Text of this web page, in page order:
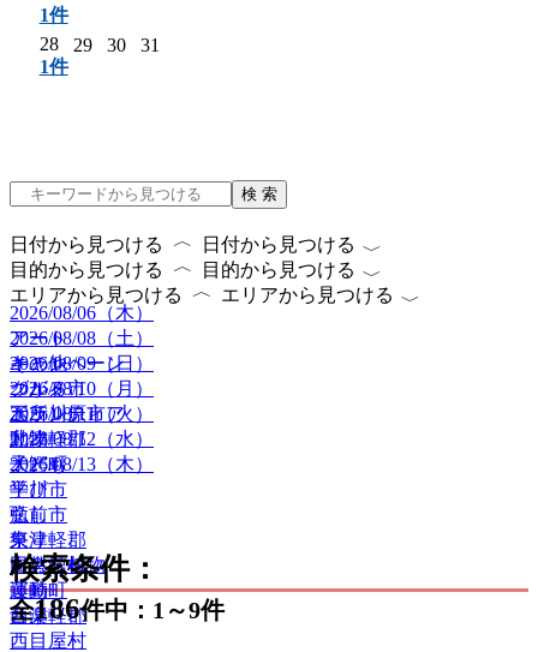
1件
28
1件
29 30 31
検 索
日付から見つける 〈 日付から見つける 〈
2026/08/06（木）
2026/08/08（土）
2026/08/09（日）
2026/08/10（月）
2026/08/11（火）
2026/08/12（水）
2026/08/13（木）
目的から見つける 〈 目的から見つける 〈
アート
キャンペーン
グルメ
ボランティア
動物
子ども
学び
癒し
祭り
自然・植物
運動
音楽
エリアから見つける 〈 エリアから見つける 〈
その他
つがる市
五所川原市
北津軽郡
大鰐町
平川市
弘前市
東津軽郡
田舎館村
藤崎町
西津軽郡
西目屋村
検索条件：
全186件中：1～9件